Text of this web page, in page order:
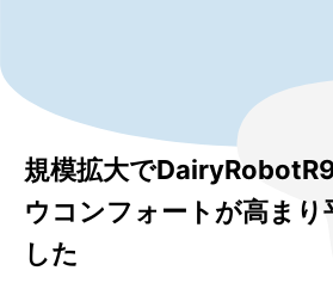
規模拡大で
ウコンフォートが高まり
した